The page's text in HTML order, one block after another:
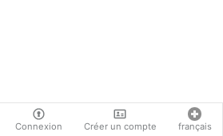
Connexion Créer un compte français